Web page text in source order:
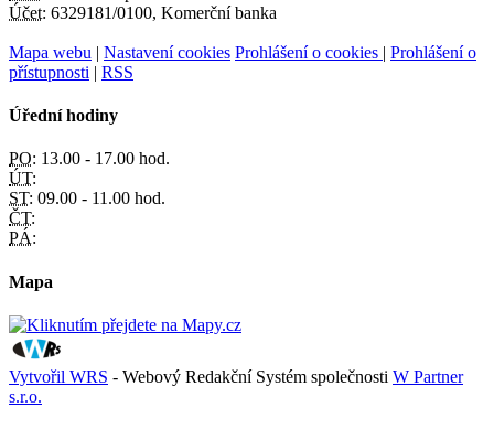
Účet: 6329181/0100, Komerční banka
Mapa webu | Nastavení cookies Prohlášení o cookies | Prohlášení o
přístupnosti | RSS
Úřední hodiny
PO: 13.00 - 17.00 hod.
ÚT:
ST: 09.00 - 11.00 hod.
ČT:
PÁ:
Mapa
Vytvořil WRS - Webový Redakční Systém společnosti W Partner
s.r.o.